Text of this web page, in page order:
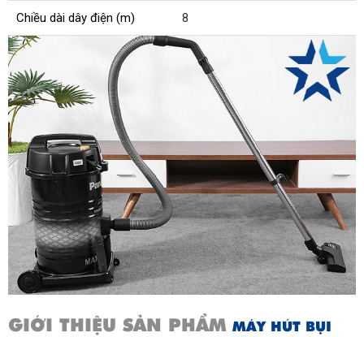
Chiều dài dây điện (m) 8
GIỚI THIỆU SẢN PHẨM MÁY HÚT BỤI